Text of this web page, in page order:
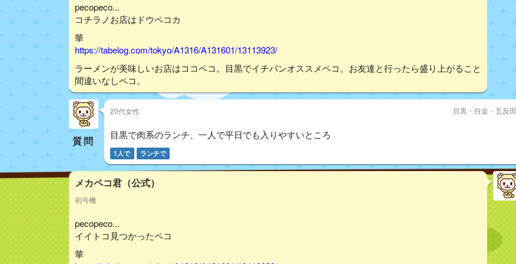
pecopeco...
コチラノお店はドウペコカ
華
https://tabelog.com/tokyo/A1316/A131601/13113923/
ラーメンが美味しいお店はココペコ。目黒でイチバンオススメペコ。お友達と行ったら盛り上がること
間違いなしペコ。
質問
20代女性 目黒・白金・五反田
目黒で肉系のランチ、一人で平日でも入りやすいところ
1人で ランチで
メカペコ君（公式）
初号機
pecopeco...
イイトコ見つかったペコ
華